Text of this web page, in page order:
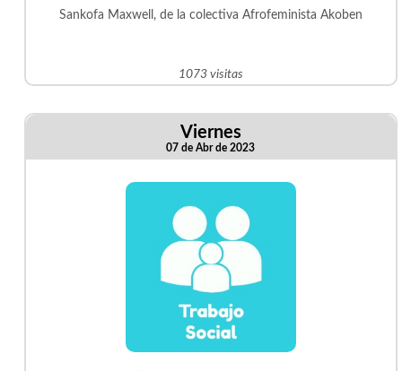
Sankofa Maxwell, de la colectiva Afrofeminista Akoben
1073 visitas
Viernes
07 de Abr de 2023